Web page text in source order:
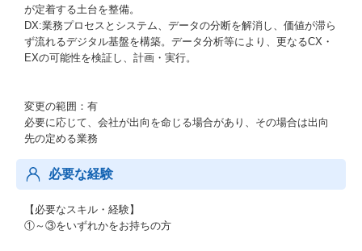
が定着する土台を整備。
DX:業務プロセスとシステム、データの分断を解消し、価値が滞ら
ず流れるデジタル基盤を構築。データ分析等により、更なるCX・
EXの可能性を検証し、計画・実行。
変更の範囲：有
必要に応じて、会社が出向を命じる場合があり、その場合は出向
先の定める業務
必要な経験
【必要なスキル・経験】
①～③をいずれかをお持ちの方